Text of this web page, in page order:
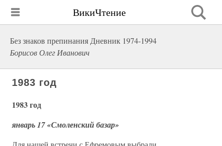
ВикиЧтение
Без знаков препинания Дневник 1974-1994
Борисов Олег Иванович
1983 год
1983 год
январь 17 «Смоленский базар»